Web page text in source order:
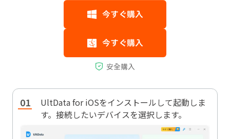
UltData for iOSをインストールして起動しま
す。接続したいデバイスを選択します。